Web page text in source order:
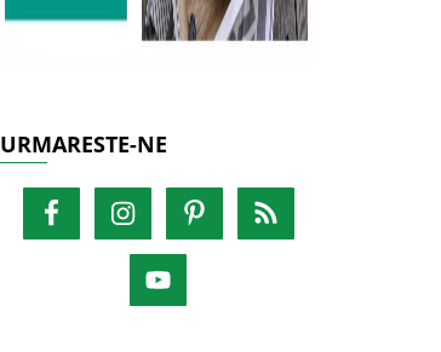
URMARESTE-NE